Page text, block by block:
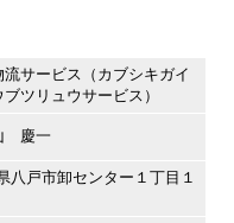
サービス（カブシキガイ
ツリュウサービス）
慶一
八戸市卸センター１丁目１